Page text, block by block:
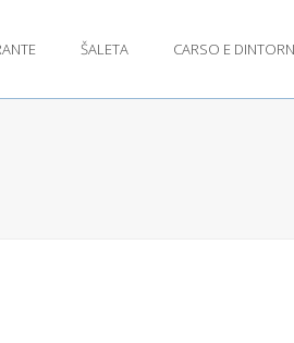
ŠALETA CARSO E